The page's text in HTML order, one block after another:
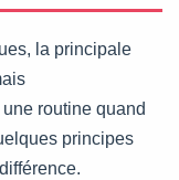
la principale
routine quand
principes